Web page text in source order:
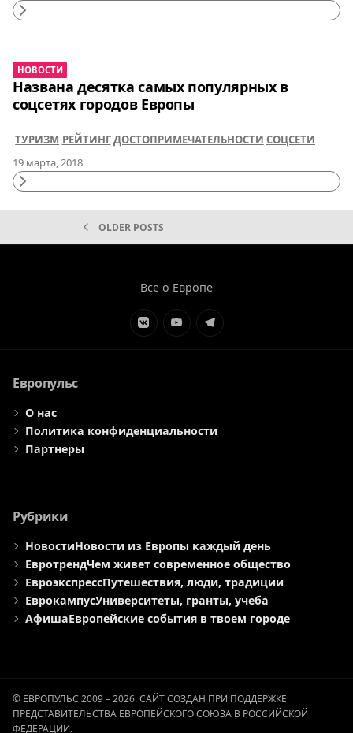
Continue
НОВОСТИ
Названа десятка самых популярных в
соцсетях городов Европы
ТУРИЗМ РЕЙТИНГДОСТОПРИМЕЧАТЕЛЬНОСТИ СОЦСЕТИ
19 марта, 2018
Continue
НАВИГАЦИЯ
ПО
OLDER POSTS
Все о Европе
ЭлементЭлементЭлемент
Европульс
О нас
Политика конфиденциальности
Партнеры
Рубрики
НовостиНовости из Европы каждый день
ЕвротрендЧем живет современное общество
ЕвроэкспрессПутешествия, люди, традиции
ЕврокампусУниверситеты, гранты, учеба
АфишаЕвропейские события в твоем городе
© ЕВРОПУЛЬС 2009 – 2026. САЙТ СОЗДАН ПРИ ПОДДЕРЖКЕ
ПРЕДСТАВИТЕЛЬСТВА ЕВРОПЕЙСКОГО СОЮЗА В РОССИЙСКОЙ
ФЕДЕРАЦИИ.